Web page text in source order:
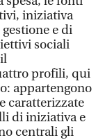
iniziativa
e di
sociali
profili, qui
appartengono
caratterizzate
di iniziativa e
centrali gli